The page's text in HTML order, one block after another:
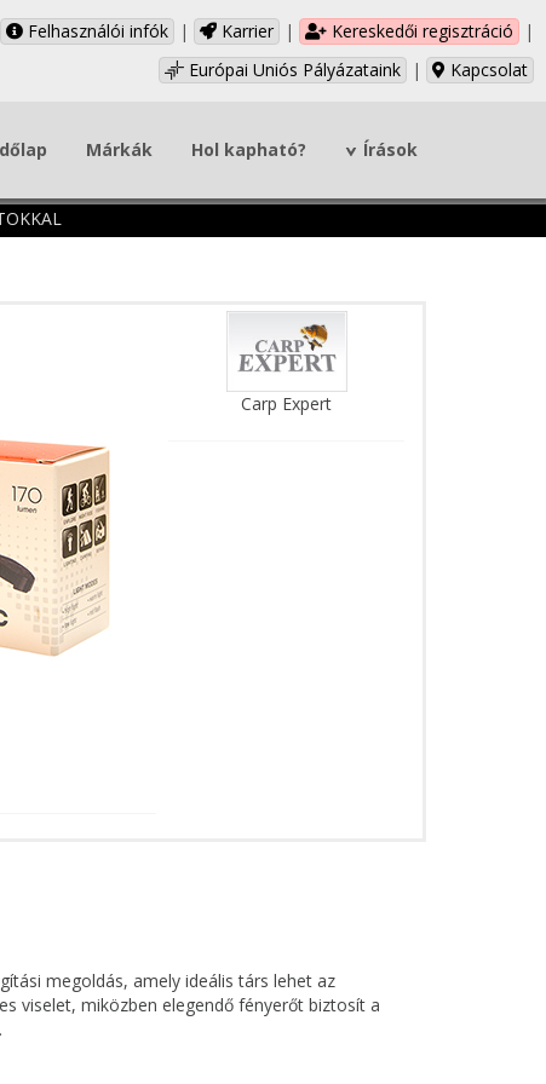
Felhasználói infók | Karrier | Kereskedői regisztráció
|
Európai Uniós Pályázataink
| Kapcsolat
Márkák Hol kapható? Írások
Carp Expert
megoldás, amely ideális társ lehet az
viselet, miközben elegendő fényerőt biztosít a
kínál. A COB LED szélesebb, egyenletes